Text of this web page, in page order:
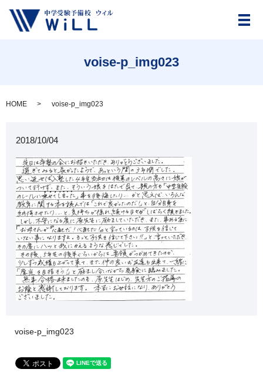
メ
voise-p_img023
HOME voise-p_img023
2018/10/04
voise-p_img023